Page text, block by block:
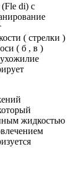
di) с
( стрелки )
( б , в )
жидкостью